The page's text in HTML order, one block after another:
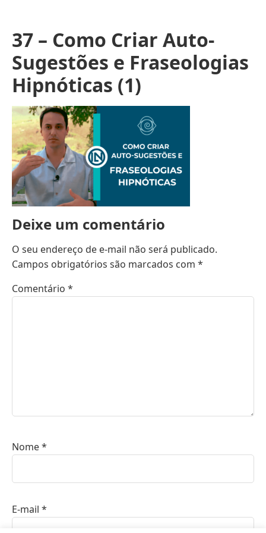
37 – Como Criar Auto-
Sugestões e Fraseologias
Hipnóticas (1)
Deixe um comentário
O seu endereço de e-mail não será publicado.
Campos obrigatórios são marcados com *
Comentário *
Nome*
E-mail *